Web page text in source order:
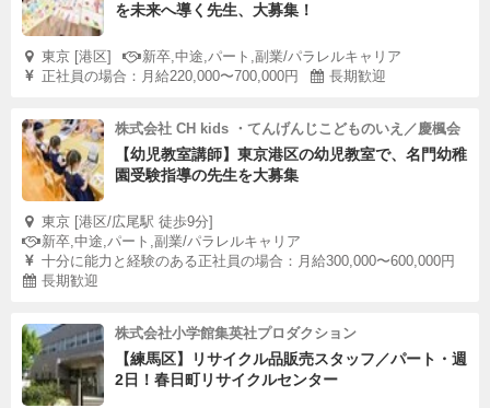
を未来へ導く先生、大募集！
東京 [港区]
新卒,中途,パート,副業/パラレルキャリア
正社員の場合：月給220,000〜700,000円
長期歓迎
株式会社 CH kids ・てんげんじこどものいえ／慶楓会
【幼児教室講師】東京港区の幼児教室で、名門幼稚
園受験指導の先生を大募集
東京 [港区/広尾駅 徒歩9分]
新卒,中途,パート,副業/パラレルキャリア
十分に能力と経験のある正社員の場合：月給300,000〜600,000円
長期歓迎
株式会社小学館集英社プロダクション
【練馬区】リサイクル品販売スタッフ／パート・週
2日！春日町リサイクルセンター